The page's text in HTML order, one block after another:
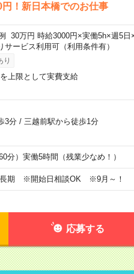
円！新日本橋でのお仕事
30万円 時給3000円×実働5h×週5
ービス利用可（利用条件有）
り
上限として実費支給
3分/ 三越前駅から徒歩1分
分）実働5時間（残業少なめ！）
長期 ※開始日相談OK ※9月～！
応募する